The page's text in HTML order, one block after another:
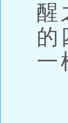
醒
的
一